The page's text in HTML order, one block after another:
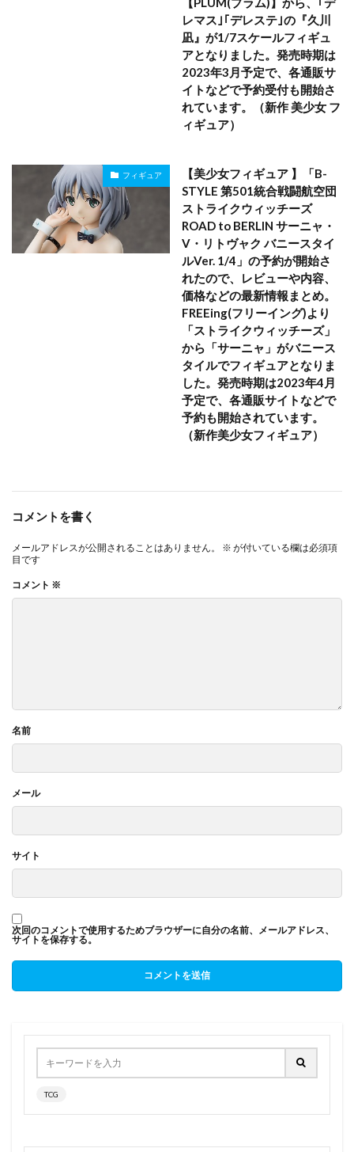
レマス｣｢デレステ｣の『久川
凪』が1/7スケールフィギュ
アとなりました。発売時期は
2023年3月予定で、各通販サ
イトなどで予約受付も開始さ
れています。（新作 美少女 フ
ィギュア）
フィギュア
【美少女フィギュア 】「B-
STYLE 第501統合戦闘航空団
ストライクウィッチーズ
ROAD to BERLIN サーニャ・
V・リトヴャク バニースタイ
ルVer. 1/4」の予約が開始さ
れたので、レビューや内容、
価格などの最新情報まとめ。
FREEing(フリーイング)より
「ストライクウィッチーズ」
から「サーニャ」がバニース
タイルでフィギュアとなりま
した。発売時期は2023年4月
予定で、各通販サイトなどで
予約も開始されています。
（新作美少女フィギュア）
コメントを書く
メールアドレスが公開されることはありません。 ※ が付いている欄は必須項
目です
コメント ※
名前
メール
サイト
次回のコメントで使用するためブラウザーに自分の名前、メールアドレス、
サイトを保存する。
TCG